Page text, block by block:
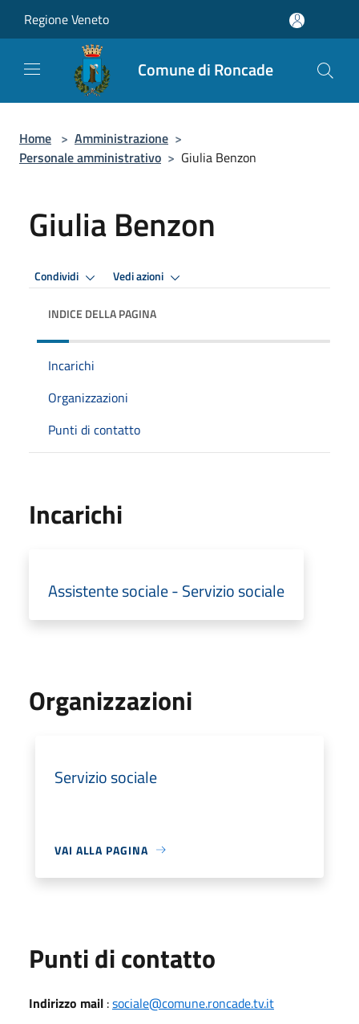
Regione Veneto
Comune di Roncade
Home > Amministrazione >
Personale amministrativo > Giulia Benzon
Giulia Benzon
Condividi Vedi azioni
INDICE DELLA PAGINA
Incarichi
Organizzazioni
Punti di contatto
Incarichi
Assistente sociale - Servizio sociale
Organizzazioni
Servizio sociale
VAI ALLA PAGINA
Punti di contatto
Indirizzo mail :sociale@comune.roncade.tv.it